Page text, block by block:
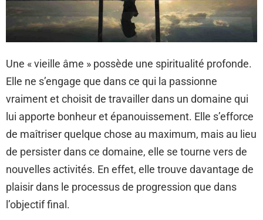
Une « vieille âme » possède une spiritualité profonde.
Elle ne s’engage que dans ce qui la passionne
vraiment et choisit de travailler dans un domaine qui
lui apporte bonheur et épanouissement. Elle s’efforce
de maîtriser quelque chose au maximum, mais au lieu
de persister dans ce domaine, elle se tourne vers de
nouvelles activités. En effet, elle trouve davantage de
plaisir dans le processus de progression que dans
l’objectif final.